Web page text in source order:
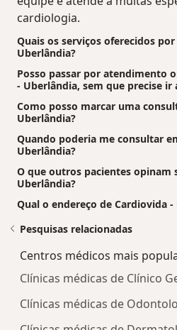
cardiologia.
Quais os serviços oferecidos
Uberlândia?
Posso passar por atendimento
- Uberlândia, sem que precise ir
Como posso marcar uma
Uberlândia?
Quando poderia me consultar
Uberlândia?
O que outros pacientes opinam
Uberlândia?
Qual o endereço de Cardiovida
Pesquisas relacionadas
Centros médicos mais
Clínicas médicas de Clínico
Clínicas médicas de